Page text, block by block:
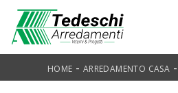
HOME - ARREDAMENTO CASA -